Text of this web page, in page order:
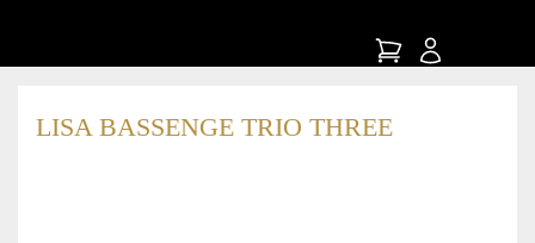
LISA BASSENGE TRIO THREE